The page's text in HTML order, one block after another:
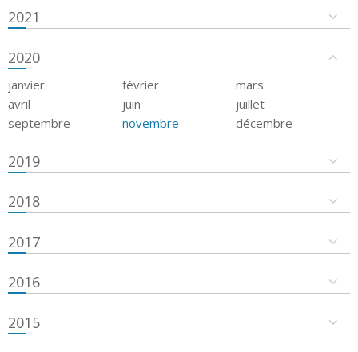
2021
2020
janvier février
mars
avril
juin
juillet
septembre
novembre décembre
2019
2018
2017
2016
2015